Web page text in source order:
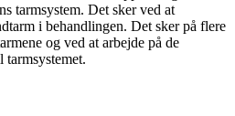
tarmsystem. Det sker ved at
i behandlingen. Det sker på flere
og ved at arbejde på de
tarmsystemet.